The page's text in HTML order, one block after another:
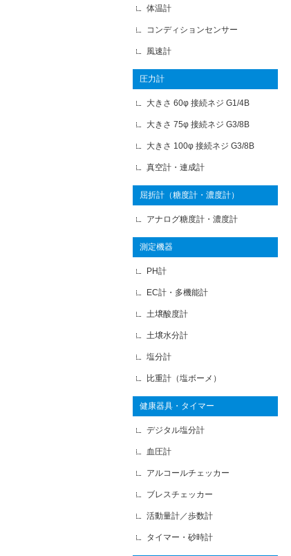
体温計
コンディションセンサー
風速計
圧力計
大きさ 60φ 接続ネジ G1/4B
大きさ 75φ 接続ネジ G3/8B
大きさ 100φ 接続ネジ G3/8B
真空計・連成計
屈折計（糖度計・濃度計）
アナログ糖度計・濃度計
測定機器
PH計
EC計・多機能計
土壌酸度計
土壌水分計
塩分計
比重計（塩ボーメ）
健康器具・タイマー
デジタル塩分計
血圧計
アルコールチェッカー
ブレスチェッカー
活動量計／歩数計
タイマー・砂時計